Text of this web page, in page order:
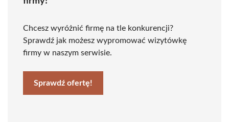
Chcesz wyróżnić firmę na tle konkurencji?
Sprawdź jak możesz wypromować wizytówkę
firmy w naszym serwisie.
Sprawdź ofertę!